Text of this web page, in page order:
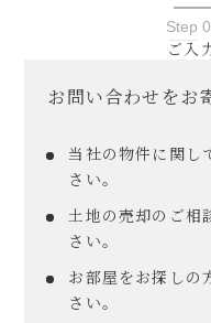
Step
ご入
お問い合わせをお
当社の物件に関し
さい。
土地の売却のご相
さい。
お部屋をお探しの
さい。